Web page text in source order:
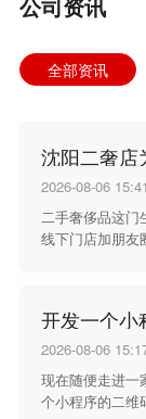
公司资讯
全部资讯
2026-08-06
二手奢侈品这
线下门店加朋友
个习惯走，就会
二奢店来说不是
开发一个小
2026-08-06
现在随便走进一
个小程序的二维